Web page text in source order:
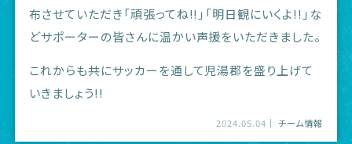
布させていただき「頑張ってね!!」「明日観にいくよ!!」な
どサポーターの皆さんに温かい声援をいただきました。
これからも共にサッカーを通して児湯郡を盛り上げて
いきましょう!!
2024.05.04 チーム情報